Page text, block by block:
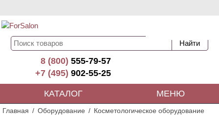
8 (800)555-79-57
+7 (495)902-55-25
КАТАЛОГ МЕНЮ
Главная Оборудование Косметологическое оборудование